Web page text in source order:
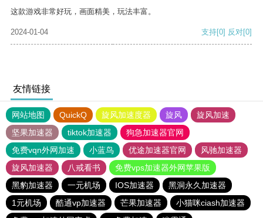
这款游戏非常好玩，画面精美，玩法丰富。
2024-01-04 支持[0] 反对[0]
友情链接
网站地图 QuickQ 旋风加速度器 旋风
旋风加速
坚果加速器
tiktok加速器
狗急加速器官网
免费vqn外网加速
小蓝鸟 优途加速器官网
风驰加速器
旋风加速器
八戒看书
免费vps加速器外网苹果版
黑豹加速器
一元机场 IOS加速器
黑洞永久加速器
1元机场
酷通vp加速器 芒果加速器
小猫咪ciash加速器